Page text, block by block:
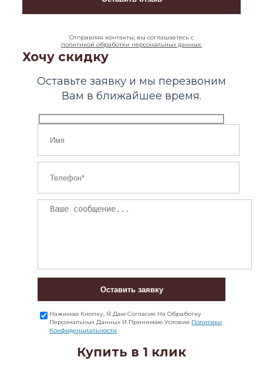
Отправляя контакты, вы соглашаетесь с
политикой обработки персональных данных.
Хочу скидку
Оставьте заявку и мы перезвоним
Вам в ближайшее время.
Оставить заявку
Нажимая Кнопку, Я Даю Согласие На Обработку
Персональных Данных И Принимаю Условия Политики
Конфиденциальности
Купить в 1 клик